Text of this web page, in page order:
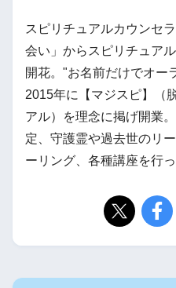
スピリチュアルカウンセ
会い」からスピリチュア
開花。"お名前だけでオー
2015年に【マジスピ】（
アル）を理念に掲げ開業
定、守護霊や過去世のリ
ーリング、各種講座を行